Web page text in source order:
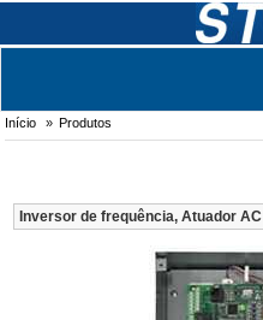
Início Produtos
Inversor de frequência, Atuador AC